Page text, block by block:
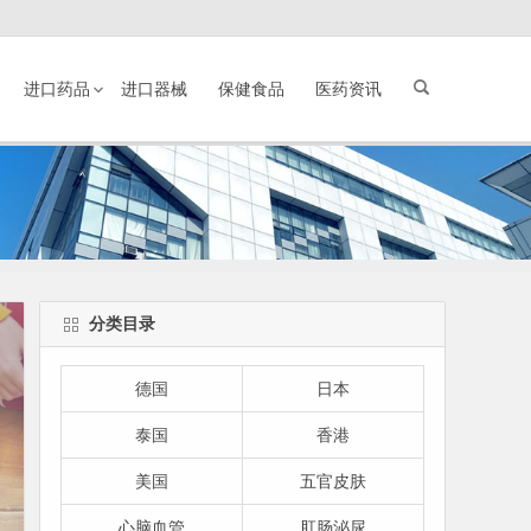
进口药品 进口器械 保健食品 医药资讯
分类目录
德国 日本
泰国 香港
美国 五官皮肤